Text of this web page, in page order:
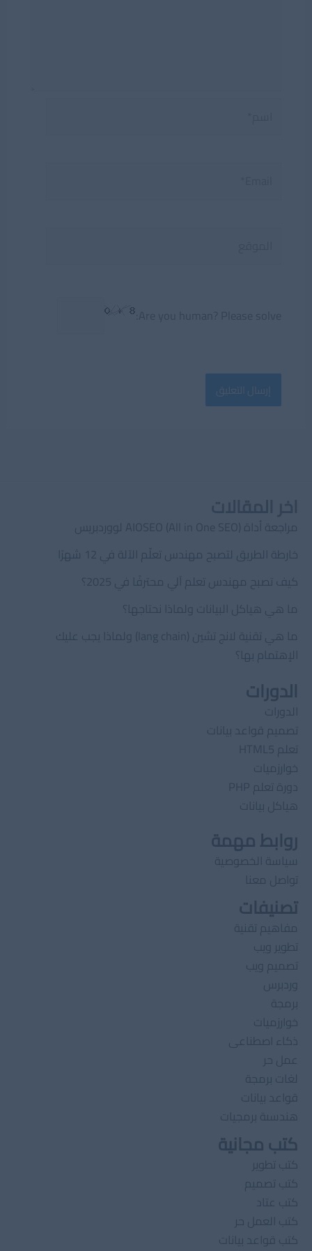
مراجعة أداة AIOSEO (All in One SEO) لووردبريس
خارطة الطريق لتصبح مهندس تعلّم الآلة في 12 شهرًا
كيف تصبح مهندس تعلم آلي محترفًا في 2025؟
ما هي هياكل البيانات ولماذا نحتاجها؟
ما هي تقنية لانج تشين (lang chain) ولماذا يجب عليك
الإهتمام بها؟
الدورات
الدورات
تصميم قواعد بيانات
تعلم HTML5
خوارزميات
دورة تعلم PHP
هياكل بيانات
روابط مهمة
سياسة الخصوصية
تواصل معنا
تصنيفات
مفاهيم تقنية
تطوير ويب
تصميم ويب
وردبرس
برمجة
خوارزميات
ذكاء اصطناعى
عمل حر
لغات برمجة
قواعد بيانات
هندسىة برمجيات
كتب مجانية
كتب تطوير
كتب تصميم
كتب عتاد
كتب العمل حر
كتب قواعد بيانات